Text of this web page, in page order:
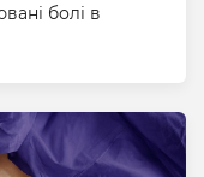
болі в